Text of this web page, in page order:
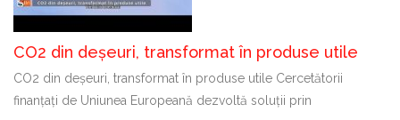
CO2 din deșeuri, transformat în produse utile
CO2 din deșeuri, transformat în produse utile Cercetătorii
finanțați de Uniunea Europeană dezvoltă soluții prin